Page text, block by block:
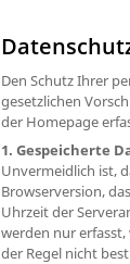
Den Schutz Ihrer
gesetzlichen
der Homepage
1. Gespeicherte
Unvermeidlich ist,
Browserversion,
Uhrzeit der
werden nur
der Regel nicht